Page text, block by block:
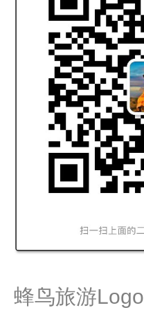
蜂鸟旅游Logo